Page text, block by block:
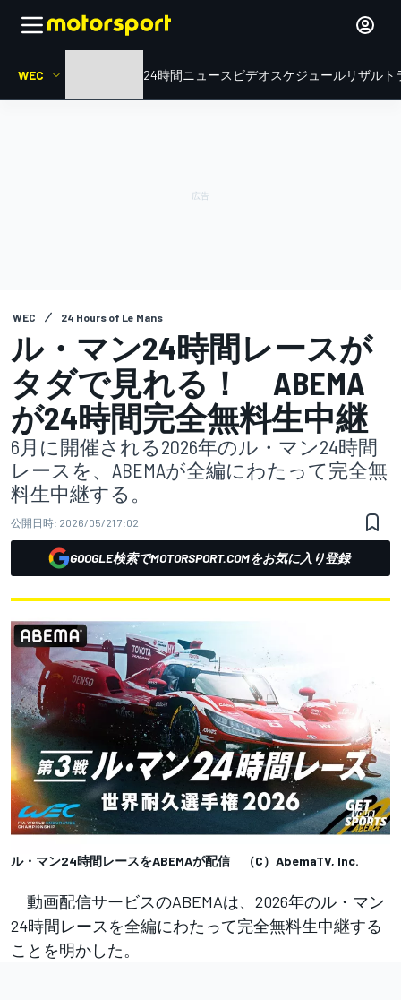
WEC ル・マン24時間ニュース ビデオスケジュールリザルト
WEC 24 Hours of Le Mans
ル・マン24時間レースが
タダで見れる！ ABEMA
が24時間完全無料生中継
6月に開催される2026年のル・マン24時間
レースを、ABEMAが全編にわたって完全無
料生中継する。
公開日時: 2026/05/21 7:02
GOOGLE検索でMOTORSPORT.COMをお気に入り登録
ル・マン24時間レースをABEMAが配信 （C）AbemaTV, Inc.
動画配信サービスのABEMAは、2026年のル・マン
24時間レースを全編にわたって完全無料生中継する
ことを明かした。